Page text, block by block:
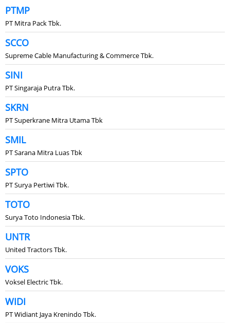
PTMP
PT Mitra Pack Tbk.
SCCO
Supreme Cable Manufacturing & Commerce Tbk.
SINI
PT Singaraja Putra Tbk.
SKRN
PT Superkrane Mitra Utama Tbk
SMIL
PT Sarana Mitra Luas Tbk
SPTO
PT Surya Pertiwi Tbk.
TOTO
Surya Toto Indonesia Tbk.
UNTR
United Tractors Tbk.
VOKS
Voksel Electric Tbk.
WIDI
PT Widiant Jaya Krenindo Tbk.